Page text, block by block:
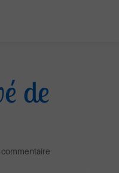
de
commentaire